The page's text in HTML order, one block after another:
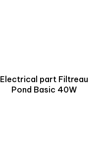
Electrical part Filtreau
Pond Basic 40W